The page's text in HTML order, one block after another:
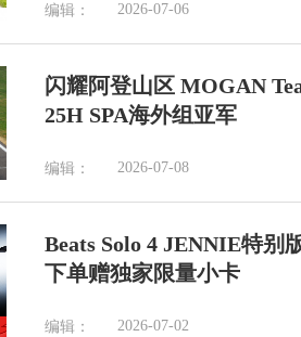
编辑： 2026-07-06
闪耀阿登山区 MOGAN
25H SPA海外组亚军
编辑： 2026-07-08
Beats Solo 4 JENNIE特别
下单赠独家限量小卡
编辑： 2026-07-02